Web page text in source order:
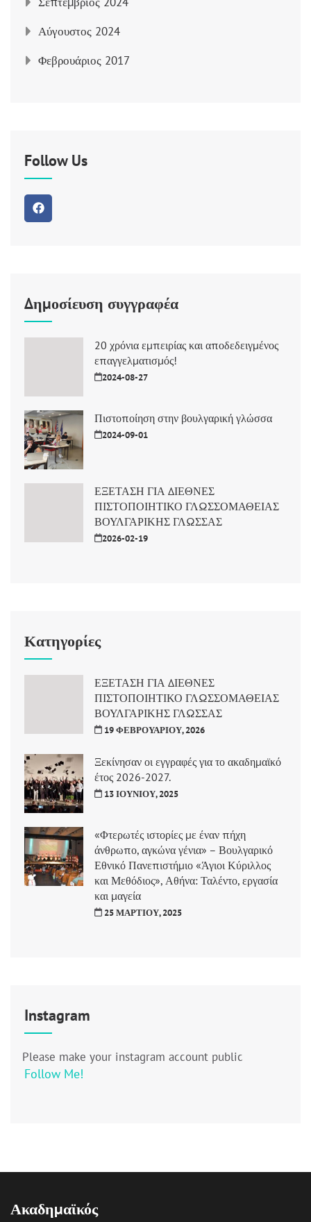
Αύγουστος 2024
Φεβρουάριος 2017
Follow Us
Δημοσίευση συγγραφέα
20 χρόνια εμπειρίας και αποδεδειγμένος
επαγγελματισμός!
2024-08-27
Πιστοποίηση στην βουλγαρική γλώσσα
2024-09-01
ΕΞΕΤΑΣΗ ΓΙΑ ΔΙΕΘΝΕΣ
ΠΙΣΤΟΠΟΙΗΤΙΚΟ ΓΛΩΣΣΟΜΑΘΕΙΑΣ
ΒΟΥΛΓΑΡΙΚΗΣ ΓΛΩΣΣΑΣ
2026-02-19
Κατηγορίες
ΕΞΕΤΑΣΗ ΓΙΑ ΔΙΕΘΝΕΣ
ΠΙΣΤΟΠΟΙΗΤΙΚΟ ΓΛΩΣΣΟΜΑΘΕΙΑΣ
ΒΟΥΛΓΑΡΙΚΗΣ ΓΛΩΣΣΑΣ
19 ΦΕΒΡΟΥΑΡΊΟΥ, 2026
Ξεκίνησαν οι εγγραφές για το ακαδημαϊκό
έτος 2026-2027.
13 ΙΟΥΝΊΟΥ, 2025
«Φτερωτές ιστορίες με έναν πήχη
άνθρωπο, αγκώνα γένια» – Βουλγαρικό
Εθνικό Πανεπιστήμιο «Άγιοι Κύριλλος
και Μεθόδιος», Αθήνα: Ταλέντο, εργασία
και μαγεία
25 ΜΑΡΤΊΟΥ, 2025
Instagram
Please make your instagram account public
Follow Me!
Ακαδημαϊκός